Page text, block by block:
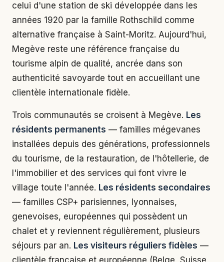
celui d'une station de ski développée dans les
années 1920 par la famille Rothschild comme
alternative française à Saint-Moritz. Aujourd'hui,
Megève reste une référence française du
tourisme alpin de qualité, ancrée dans son
authenticité savoyarde tout en accueillant une
clientèle internationale fidèle.
Trois communautés se croisent à Megève. Les
résidents permanents — familles mégevanes
installées depuis des générations, professionnels
du tourisme, de la restauration, de l'hôtellerie, de
l'immobilier et des services qui font vivre le
village toute l'année. Les résidents secondaires
— familles CSP+ parisiennes, lyonnaises,
genevoises, européennes qui possèdent un
chalet et y reviennent régulièrement, plusieurs
séjours par an. Les visiteurs réguliers fidèles —
clientèle française et européenne (Belge, Suisse,